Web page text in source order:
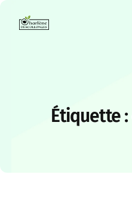
Étiquette :